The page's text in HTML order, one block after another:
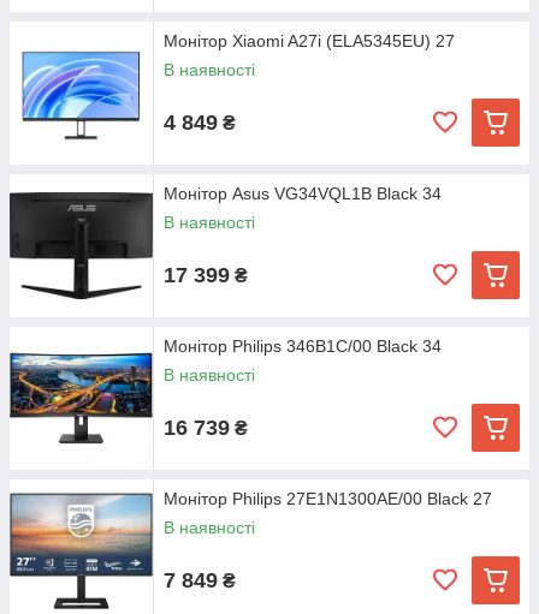
Монітор Xiaomi A27i (ELA5345EU) 27
В наявності
4 849 ₴
Монітор Asus VG34VQL1B Black 34
В наявності
17 399 ₴
Монітор Philips 346B1C/00 Black 34
В наявності
16 739 ₴
Монітор Philips 27E1N1300AE/00 Black 27
В наявності
7 849 ₴